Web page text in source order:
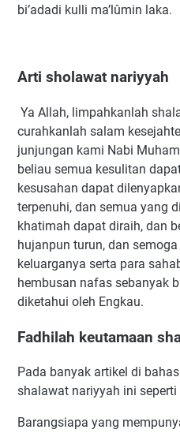
bi’adadi kulli ma’lûmin laka.
Arti sholawat nariyyah
Ya Allah, limpahkanlah
curahkanlah salam
junjungan kami Nabi
beliau semua kesulitan
kesusahan dapat
terpenuhi, dan semua yang
khatimah dapat diraih, dan
hujanpun turun, dan
keluarganya serta para
hembusan nafas sebanyak
diketahui oleh Engkau.
Fadhilah keutamaan
Pada banyak artikel di
shalawat nariyyah ini seperti
Barangsiapa yang